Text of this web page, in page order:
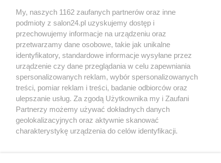
Sport
Społeczeństwo
Kultura
X Facebook Instagram Youtube
My, naszych 1162 zaufanych partnerów oraz inne
podmioty z salon24.pl uzyskujemy dostęp i
przechowujemy informacje na urządzeniu oraz
przetwarzamy dane osobowe, takie jak unikalne
identyfikatory, standardowe informacje wysyłane przez
urządzenie czy dane przeglądania w celu zapewniania
spersonalizowanych reklam, wybór spersonalizowanych
treści, pomiar reklam i treści, badanie odbiorców oraz
ulepszanie usług. Za zgodą Użytkownika my i Zaufani
Partnerzy możemy używać dokładnych danych
geolokalizacyjnych oraz aktywnie skanować
charakterystykę urządzenia do celów identyfikacji.